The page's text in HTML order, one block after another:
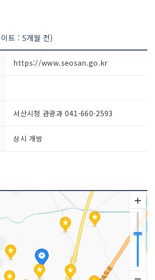
트 : 5개월 전)
https://www.seosan.go.kr
서산시청 관광과 041-660-2593
상시 개방